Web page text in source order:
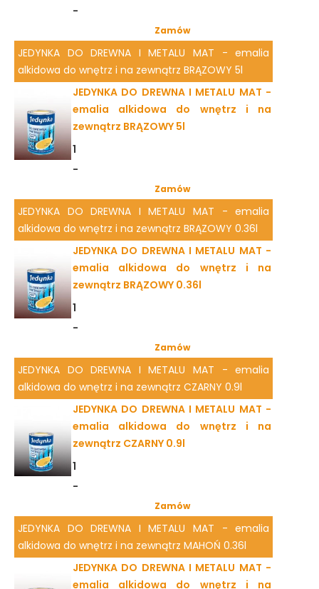
-
Zamów
JEDYNKA DO DREWNA I METALU MAT - emalia
alkidowa do wnętrz i na zewnątrz BRĄZOWY 5l
JEDYNKA DO DREWNA I METALU MAT -
emalia alkidowa do wnętrz i na
zewnątrz BRĄZOWY 5l
1
-
Zamów
JEDYNKA DO DREWNA I METALU MAT - emalia
alkidowa do wnętrz i na zewnątrz BRĄZOWY 0.36l
JEDYNKA DO DREWNA I METALU MAT -
emalia alkidowa do wnętrz i na
zewnątrz BRĄZOWY 0.36l
1
-
Zamów
JEDYNKA DO DREWNA I METALU MAT - emalia
alkidowa do wnętrz i na zewnątrz CZARNY 0.9l
JEDYNKA DO DREWNA I METALU MAT -
emalia alkidowa do wnętrz i na
zewnątrz CZARNY 0.9l
1
-
Zamów
JEDYNKA DO DREWNA I METALU MAT - emalia
alkidowa do wnętrz i na zewnątrz MAHOŃ 0.36l
JEDYNKA DO DREWNA I METALU MAT -
emalia alkidowa do wnętrz i na